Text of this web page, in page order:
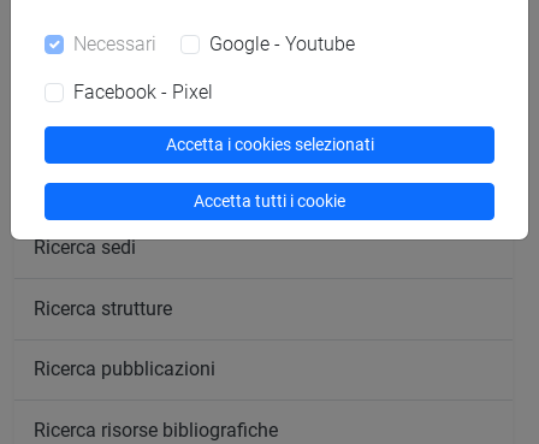
Ricerca insegnamenti
Ricerca aule
Ricerca sedi
Ricerca strutture
Ricerca pubblicazioni
Ricerca risorse bibliografiche
Necessari Google - Youtube
Facebook - Pixel
Accetta i cookies selezionati
Accetta tutti i cookie